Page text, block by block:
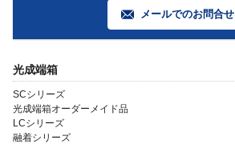
メールでのお問合せ
光成端箱
SCシリーズ
光成端箱オーダーメイド品
LCシリーズ
融着シリーズ